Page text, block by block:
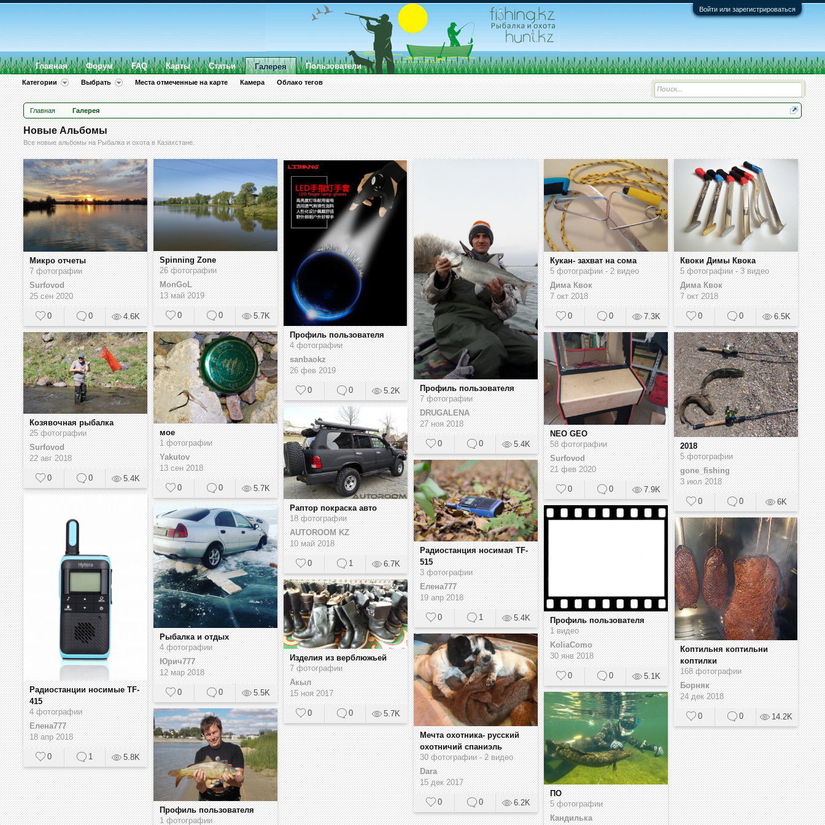
Войти или зарегистрироваться
Главная Галерея
Новые Альбомы
Все новые альбомы на Рыбалка и охота в Казахстане.
Микро отчеты
7 фотографии
Surfovod
25 сен 2020
0 0 4.6K
Spinning Zone
26 фотографии
MonGoL
13 май 2019
0 0 5.7K
Профиль пользователя
4 фотографии
sanbaokz
26 фев 2019
0 0 5.2K
Профиль пользователя
7 фотографии
DRUGALENA
27 ноя 2018
0 0 5.4K
Кукан- захват на сома
5 фотографии - 2 видео
Дима Квок
7 окт 2018
0 0 7.3K
Квоки Димы Квока
5 фотографии - 3 видео
Дима Квок
7 окт 2018
0 0 6.5K
мое
1 фотографии
Yakutov
13 сен 2018
0 0 5.7K
Козявочная рыбалка
25 фотографии
Surfovod
22 авг 2018
0 0 5.4K
NEO GEO
58 фотографии
Surfovod
21 фев 2020
0 0 7.9K
2018
5 фотографии
gone_fishing
3 июл 2018
0 0 6K
Раптор покраска авто
18 фотографии
AUTOROOM KZ
10 май 2018
0 1 6.7K
Радиостанция носимая TF-
515
3 фотографии
Елена777
19 апр 2018
0 1 5.4K
Радиостанции носимые TF-
415
4 фотографии
Елена777
18 апр 2018
0 1 5.8K
Рыбалка и отдых
4 фотографии
Юрич777
12 мар 2018
0 0 5.5K
Профиль пользователя
1 видео
KoliaComo
30 янв 2018
0 0 5.1K
Коптильня коптильни
коптилки
168 фотографии
Борняк
24 дек 2018
0 0 14.2K
Изделия из верблюжьей
7 фотографии
Акыл
15 ноя 2017
0 0 5.7K
Мечта охотника- русский
охотничий спаниэль
30 фотографии - 2 видео
Dara
15 дек 2017
0 0 6.2K
ПО
5 фотографии
Кандилька
Профиль пользователя
1 фотографии
Главная Форум FAQ Карты Статьи Галерея
Категории Выбрать Места отмеченные на карте Камера Облако тегов
Пользователи